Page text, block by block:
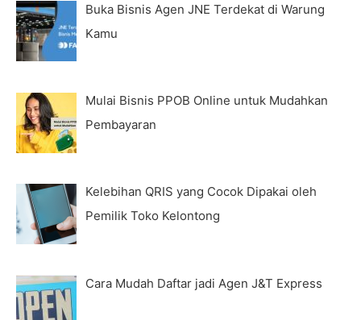
Buka Bisnis Agen JNE Terdekat di Warung
Kamu
Mulai Bisnis PPOB Online untuk Mudahkan
Pembayaran
Kelebihan QRIS yang Cocok Dipakai oleh
Pemilik Toko Kelontong
Cara Mudah Daftar jadi Agen J&T Express